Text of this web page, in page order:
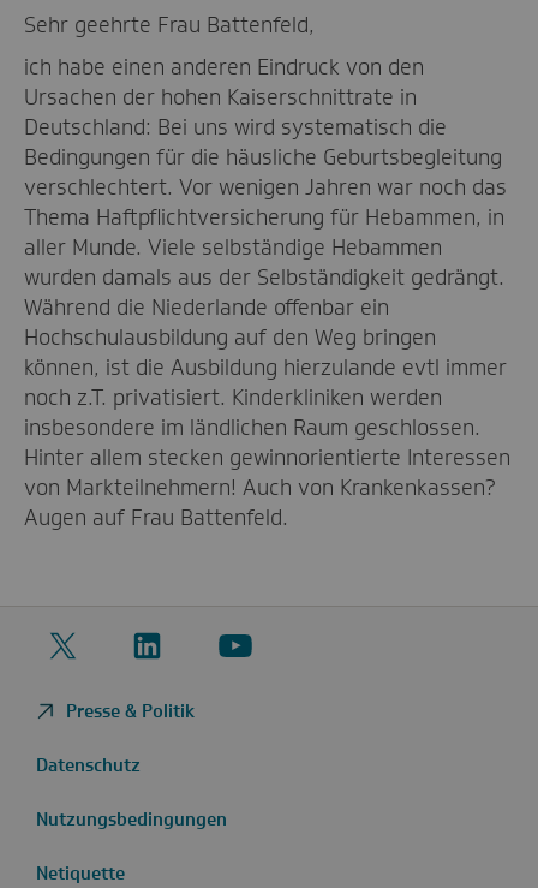
Sehr geehrte Frau Battenfeld,
ich habe einen anderen Eindruck von den
Ursachen der hohen Kaiserschnittrate in
Deutschland: Bei uns wird systematisch die
Bedingungen für die häusliche Geburtsbegleitung
verschlechtert. Vor wenigen Jahren war noch das
Thema Haftpflichtversicherung für Hebammen, in
aller Munde. Viele selbständige Hebammen
wurden damals aus der Selbständigkeit gedrängt.
Während die Niederlande offenbar ein
Hochschulausbildung auf den Weg bringen
können, ist die Ausbildung hierzulande evtl immer
noch z.T. privatisiert. Kinderkliniken werden
insbesondere im ländlichen Raum geschlossen.
Hinter allem stecken gewinnorientierte Interessen
von Markteilnehmern! Auch von Krankenkassen?
Augen auf Frau Battenfeld.
Twitter
LinkedIn
YouTube
Presse & Politik
Datenschutz
Nutzungsbedingungen
Netiquette